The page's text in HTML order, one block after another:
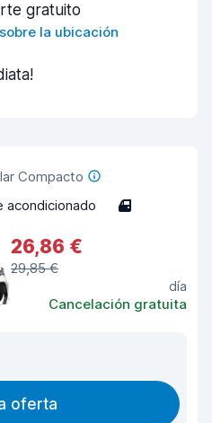
gratuito
la ubicación
Compacto
acondicionado 4
26,86 €
29,85 €
día
Cancelación gratuita
oferta